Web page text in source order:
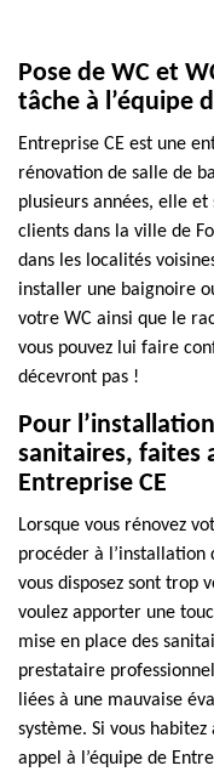
Pose de WC et
tâche à l’équipe
Entreprise CE est une
rénovation de salle de
plusieurs années, elle
clients dans la ville de
dans les localités
installer une baignoire
votre WC ainsi que le
vous pouvez lui faire
décevront pas !
Pour
sanitaires, faites
Entreprise CE
Lorsque vous rénovez
procéder à l’installation
vous disposez sont trop
voulez apporter une
mise en place des
prestataire
liées à une mauvaise
système. Si vous
appel à l’équipe de